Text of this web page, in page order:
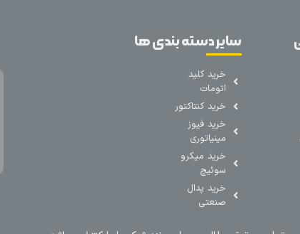
سایر دسته بندی ها
خرید کلید
اتومات
خرید کنتاکتور
خرید فیوز
مینیاتوری
خرید میکرو
سوئیچ
خرید پدال
صنعتی